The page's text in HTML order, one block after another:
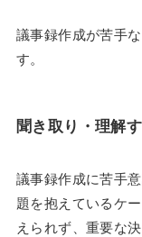
議事録作成が苦手
す。
聞き取り・理解
議事録作成に苦手
題を抱えているケ
えられず、重要な